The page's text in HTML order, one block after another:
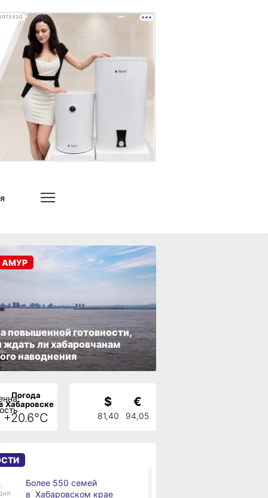
повышенной готовности,
ждать ли хабаровчанам
наводнения
АМУР
Погода
Хабаровске
+20.6°C
$
81,40
€
94,05
Более 550 семей
в Хабаровском крае